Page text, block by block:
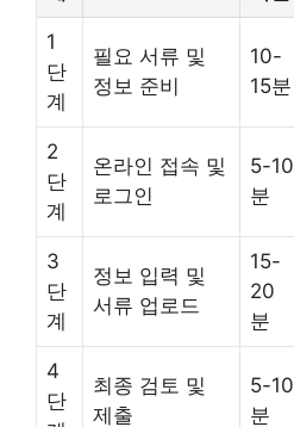
1
단
계
필요 서류 및
정보 준비
10-
15분
2
단
계
온라인 접속 및
로그인
5-10
분
3
단
계
정보 입력 및
서류 업로드
15-
20
분
4
단
최종 검토 및
제출
5-10
분